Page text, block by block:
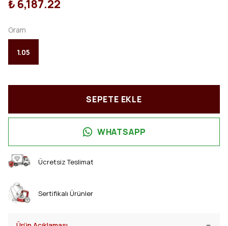
₺ 6,187.22
Gram
1.05
SEPETE EKLE
WHATSAPP
Ücretsiz Teslimat
Sertifikalı Ürünler